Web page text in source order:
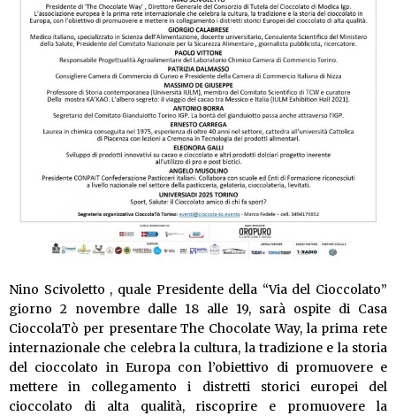
Nino Scivoletto , quale Presidente della “Via del Cioccolato”
giorno 2 novembre dalle 18 alle 19, sarà ospite di Casa
CioccolaTò per presentare The Chocolate Way, la prima rete
internazionale che celebra la cultura, la tradizione e la storia
del cioccolato in Europa con l’obiettivo di promuovere e
mettere in collegamento i distretti storici europei del
cioccolato di alta qualità, riscoprire e promuovere la